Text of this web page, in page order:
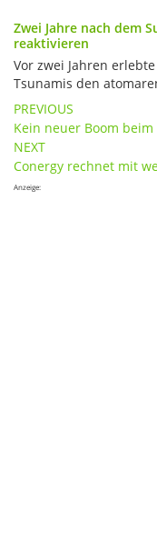
Zwei Jahre nach dem
reaktivieren
Vor zwei Jahren
Tsunamis den
Post
navigation
PREVIOUS
Kein neuer Boom
NEXT
Conergy rechnet mit
Anzeige: